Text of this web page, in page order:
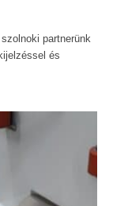
partnerünk
és